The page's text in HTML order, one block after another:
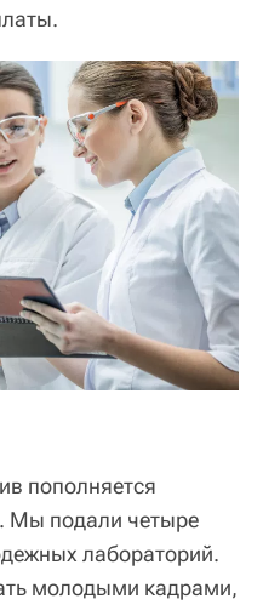
пополняется
Мы подали четыре
лабораторий.
молодыми кадрами,